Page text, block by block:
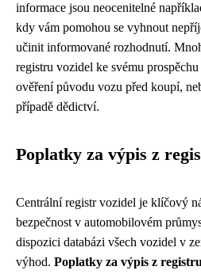
informace jsou neocenitelné
kdy vám pomohou se vyhnout
učinit informované rozhodnutí.
registru vozidel ke svému
ověření původu vozu před koupí,
případě dědictví.
Poplatky za výpis z
Centrální registr vozidel je klíčový
bezpečnost v automobilovém
dispozici databázi všech vozidel v
výhod. Poplatky za výpis z registru